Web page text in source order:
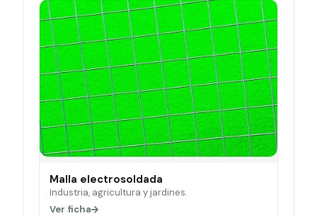
Malla electrosoldada
Industria, agricultura y jardines.
Ver ficha